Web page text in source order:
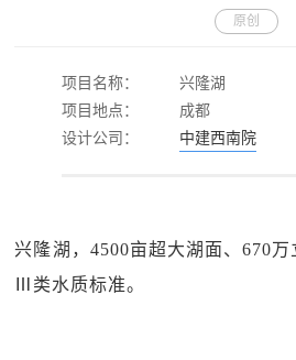
原创
项目名称：
兴隆湖
项目地点：
成都
设计公司：
中建西南院
兴隆湖，4500亩超大湖面、670
Ⅲ类水质标准。